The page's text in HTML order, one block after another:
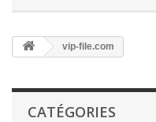
vip-file.com
CATÉGORIES